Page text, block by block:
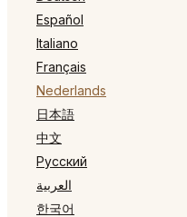
Español
Italiano
Français
Nederlands
日本語
中文
Русский
العربية
한국어